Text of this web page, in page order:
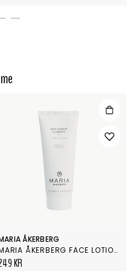
ÅKERBERG
MARIA ÅKERBERG FACE LOTION CLEARING
KR